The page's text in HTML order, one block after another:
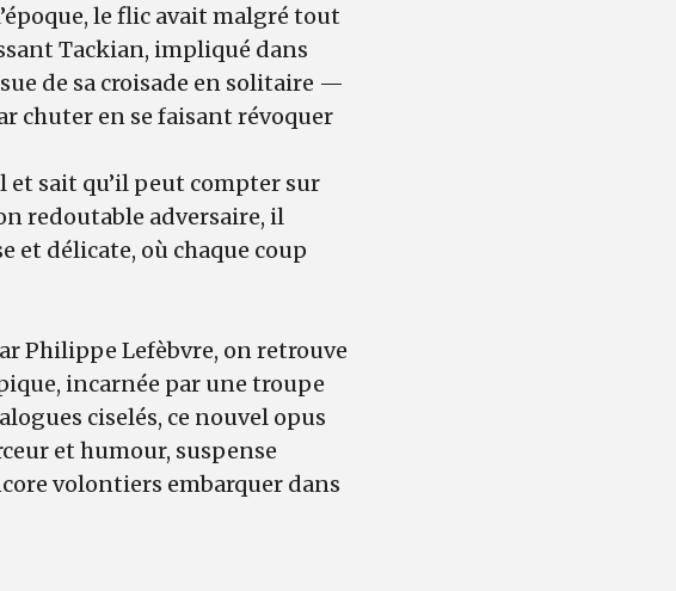
le flic avait malgré tout
Tackian, impliqué dans
de sa croisade en solitaire —
chuter en se faisant révoquer
et sait qu’il peut compter sur
redoutable adversaire, il
et délicate, où chaque coup
Philippe Lefèbvre, on retrouve
incarnée par une troupe
ciselés, ce nouvel opus
et humour, suspense
volontiers embarquer dans